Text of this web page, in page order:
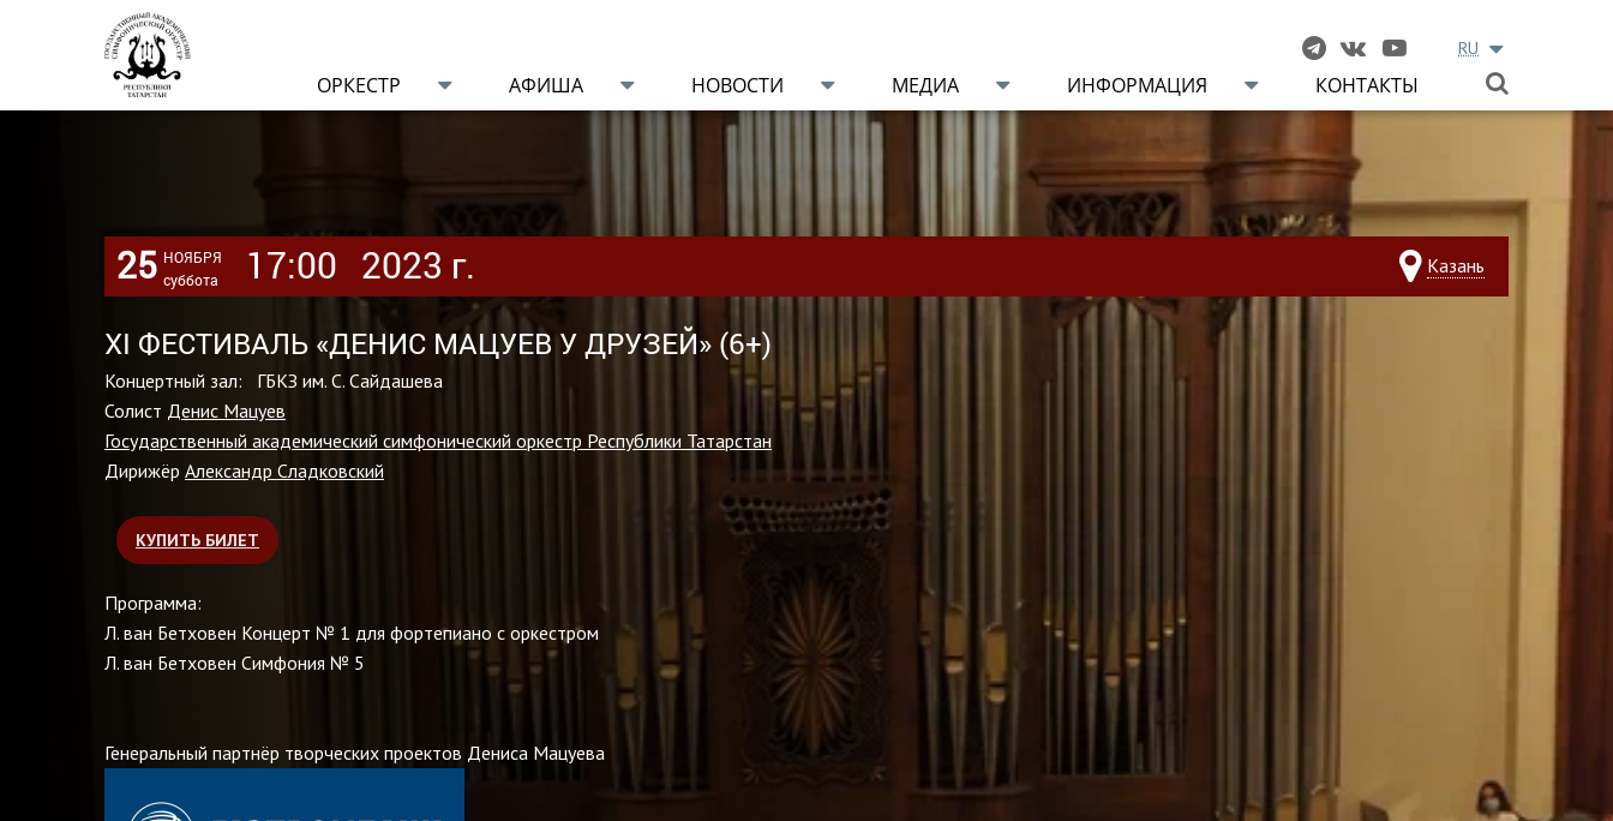
RU
ОРКЕСТР АФИША НОВОСТИ МЕДИА ИНФОРМАЦИЯ КОНТАКТЫ
25 НОЯБРЯ
суббота
17:00 2023 г. Казань
XI ФЕСТИВАЛЬ «ДЕНИС МАЦУЕВ У ДРУЗЕЙ» (6+)
Концертный зал: ГБКЗ им. С. Сайдашева
Солист Денис Мацуев
Государственный академический симфонический оркестр Республики Татарстан
Дирижёр Александр Сладковский
КУПИТЬ БИЛЕТ
Программа:
Л. ван Бетховен Концерт № 1 для фортепиано с оркестром
Л. ван Бетховен Симфония № 5
Генеральный партнёр творческих проектов Дениса Мацуева